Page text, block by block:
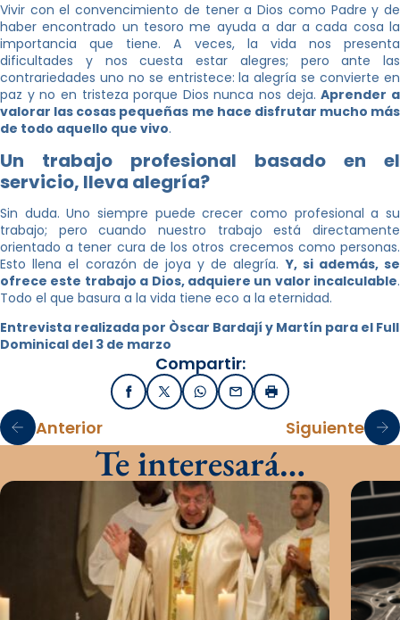
Vivir con el convencimiento de tener a Dios como Padre y de
haber encontrado un tesoro me ayuda a dar a cada cosa la
importancia que tiene. A veces, la vida nos presenta
dificultades y nos cuesta estar alegres; pero ante las
contrariedades uno no se entristece: la alegría se convierte en
paz y no en tristeza porque Dios nunca nos deja.Aprender a
valorar las cosas pequeñas me hace disfrutar mucho más
de todo aquello que vivo.
Un trabajo profesional basado en el
servicio, lleva alegría?
Sin duda. Uno siempre puede crecer como profesional a su
trabajo; pero cuando nuestro trabajo está directamente
orientado a tener cura de los otros crecemos como personas.
Esto llena el corazón de joya y de alegría.Y, si además, se
ofrece este trabajo a Dios, adquiere un valor incalculable.
Todo el que basura a la vida tiene eco a la eternidad.
Entrevista realizada por Òscar Bardají y Martín para el Full
Dominical del 3 de marzo
Compartir:
FacebookX / TwitterWhatsApp
EmailImprimir
Anterior Siguiente
Te interesará…